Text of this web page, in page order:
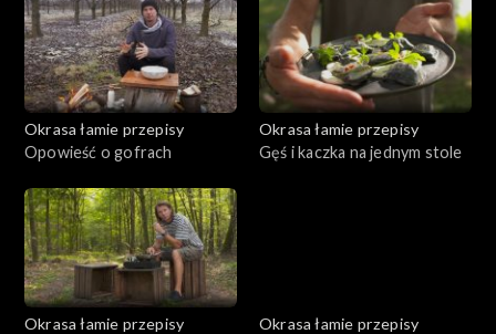
Okrasa łamie przepisy
Opowieść o gofrach
Okrasa łamie przepisy
Gęś i kaczka na jednym stole
Okrasa łamie przepisy
Okrasa łamie przepisy